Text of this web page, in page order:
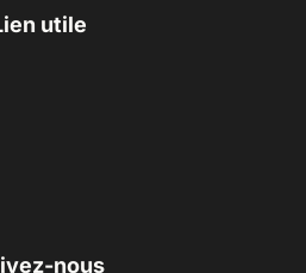
utile
nous